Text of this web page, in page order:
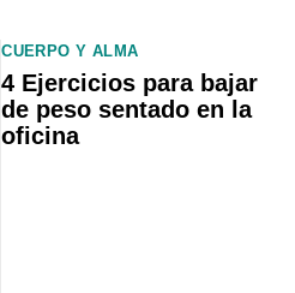
CUERPO Y ALMA
4 Ejercicios para bajar
de peso sentado en la
oficina